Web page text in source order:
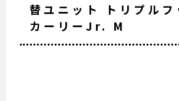
替ユニット トリプルフ
カーリーJr. M